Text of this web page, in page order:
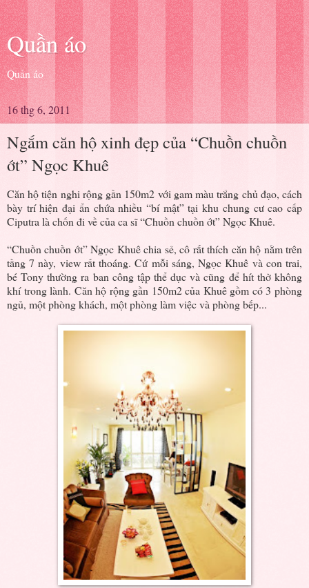
Quần áo
Quần áo
16 thg 6, 2011
Ngắm căn hộ xinh đẹp của “Chuồn chuồn
ớt” Ngọc Khuê
Căn hộ tiện nghi rộng gần 150m2 với gam màu trắng chủ đạo, cách
bày trí hiện đại ẩn chứa nhiều “bí mật” tại khu chung cư cao cấp
Ciputra là chốn đi về của ca sĩ “Chuồn chuồn ớt” Ngọc Khuê.
“Chuồn chuồn ớt” Ngọc Khuê chia sẻ, cô rất thích căn hộ nằm trên
tầng 7 này, view rất thoáng. Cứ mỗi sáng, Ngọc Khuê và con trai,
bé Tony thường ra ban công tập thể dục và cũng để hít thở không
khí trong lành. Căn hộ rộng gần 150m2 của Khuê gồm có 3 phòng
ngủ, một phòng khách, một phòng làm việc và phòng bếp...